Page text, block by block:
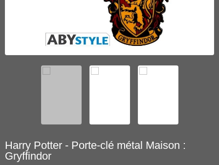
Harry Potter - Porte-clé métal Maison :
Gryffindor